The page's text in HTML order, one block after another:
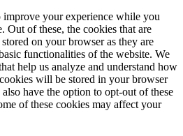
improve your experience while you
Out of these, the cookies that are
on your browser as they are
functionalities of the website. We
help us analyze and understand how
will be stored in your browser
have the option to opt-out of these
of these cookies may affect your